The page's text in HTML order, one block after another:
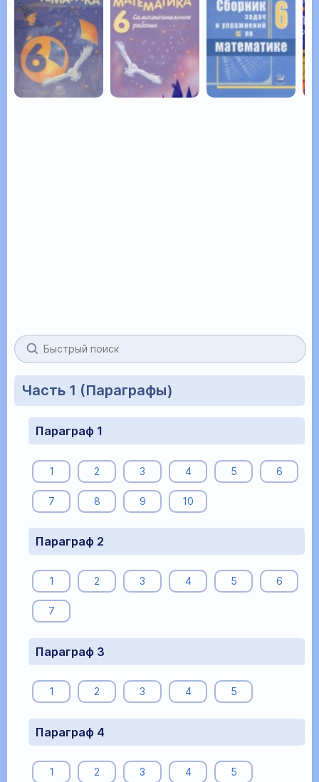
Часть 1 (Параграфы)
Параграф 1
1 2 3 4 5 6
7 8 9 10
Параграф 2
1 2 3 4 5 6
7
Параграф 3
1 2 3 4 5
Параграф 4
1 2 3 4 5